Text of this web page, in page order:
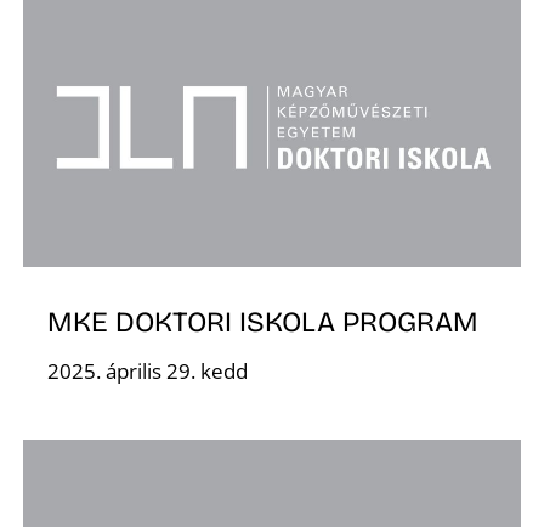
MKE DOKTORI ISKOLA PROGRAM
2025. április 29. kedd